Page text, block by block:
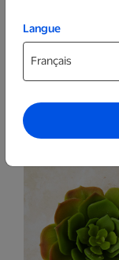
Accessoires
Ensemble
Langue